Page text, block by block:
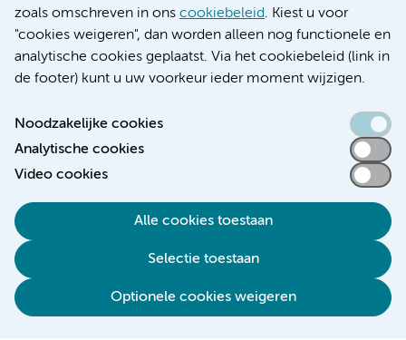
zoals omschreven in ons cookiebeleid. Kiest u voor
"cookies weigeren", dan worden alleen nog functionele en
analytische cookies geplaatst. Via het cookiebeleid (link in
de footer) kunt u uw voorkeur ieder moment wijzigen.
Noodzakelijke cookies
Analytische cookies
Video cookies
Alle cookies toestaan
Selectie toestaan
Optionele cookies weigeren
Verwijzen & diagnostiek
Toegankelijkheidsverklaring
Responsible disclosure